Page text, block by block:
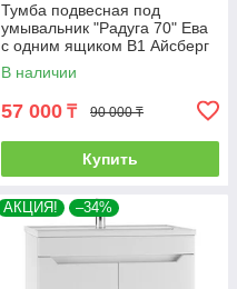
Тумба подвесная под
умывальник "Радуга 70" Ева
с одним ящиком В1 Айсберг
В наличии
57 000 ₸ 90 000 ₸
Купить
АКЦИЯ! –34%